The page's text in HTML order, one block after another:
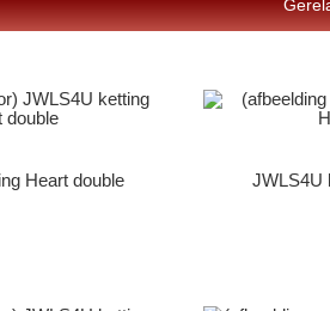
Heart double JWLS4U